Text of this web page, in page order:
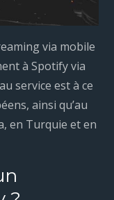
via mobile
à Spotify via
service est à ce
ainsi qu’au
en Turquie et en